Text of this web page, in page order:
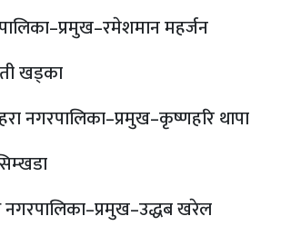
महर्जन
खड्का
नगरपालिका–प्रमुख–कृष्णहरि थापा
खरेल